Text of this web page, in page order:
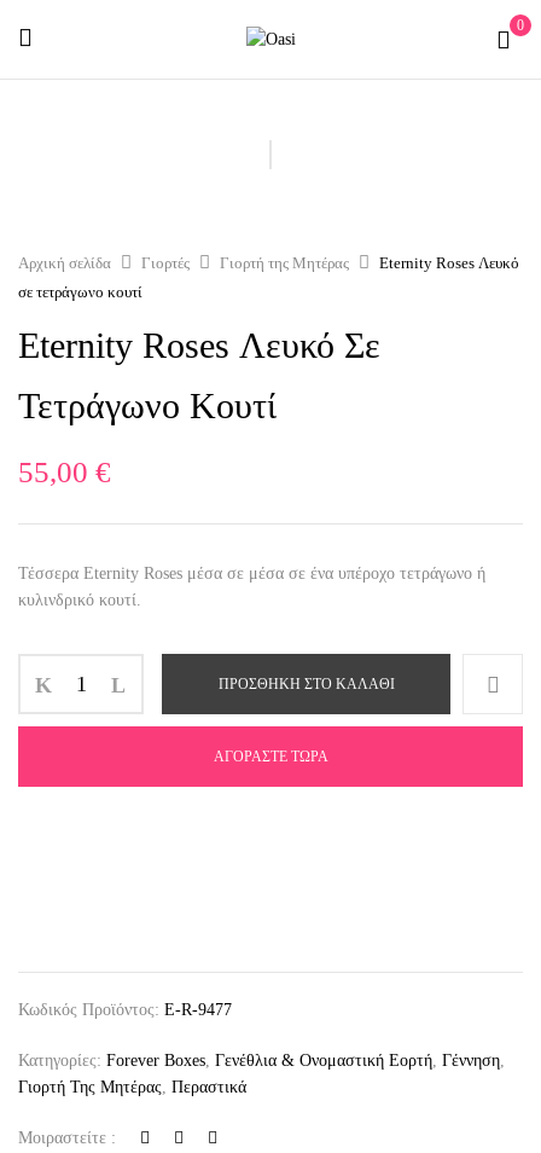
0
Αρχική σελίδα Γιορτές Γιορτή της Μητέρας
Eternity Roses Λευκό
σε τετράγωνο κουτί
Eternity Roses Λευκό Σε
Τετράγωνο Κουτί
55,00 €
Τέσσερα Eternity Roses μέσα σε μέσα σε ένα υπέροχο τετράγωνο ή
κυλινδρικό κουτί.
ΠΡΟΣΘΉΚΗ ΣΤΟ ΚΑΛΆΘΙ
ΑΓΟΡΆΣΤΕ ΤΏΡΑ
Κωδικός Προϊόντος: E-R-9477
Κατηγορίες: Forever Boxes, Γενέθλια & Ονομαστική Εορτή, Γέννηση,
Γιορτή Της Μητέρας, Περαστικά
Μοιραστείτε :